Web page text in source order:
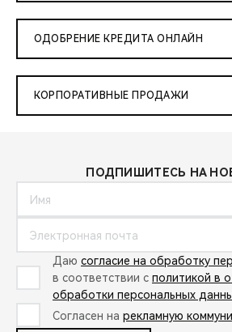
ОДОБРЕНИЕ КРЕДИТА ОНЛАЙН
КОРПОРАТИВНЫЕ ПРОДАЖИ
ПОДПИШИТЕСЬ НА
Даю согласие на обработку
в соответствии с политикой в
обработки персональных
Согласен на рекламную